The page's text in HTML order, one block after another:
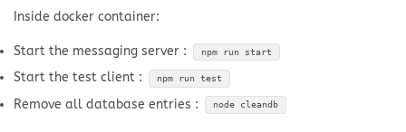
Inside docker container:
Start the messaging server : npm run start
Start the test client : npm run test
Remove all database entries : node cleandb